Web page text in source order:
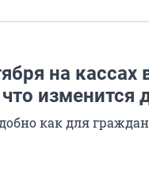
на
изменится
как для